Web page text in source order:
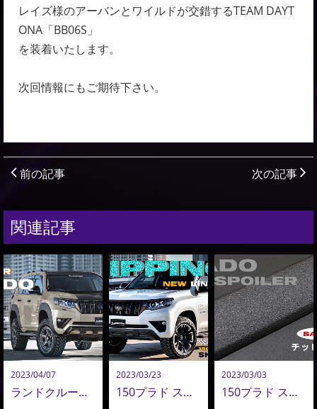
レイズ様のアーバンとワイルドが交錯するTEAM DAYT
ONA「BB06S」
を装着いたします。
次回情報にもご期待下さい。
前の記事 次の記事
関連記事
2023/04/07
ランドクルーザー プラド カラーコーディネイト｜ カスタム
2023/03/23
150プラド スキッドスポイラー用 チッピング塗装 追加設定。｜NEW LINE UP
2023/03/03
150プラド スキッドスポイラー用 チッピング塗装 サンプル完成